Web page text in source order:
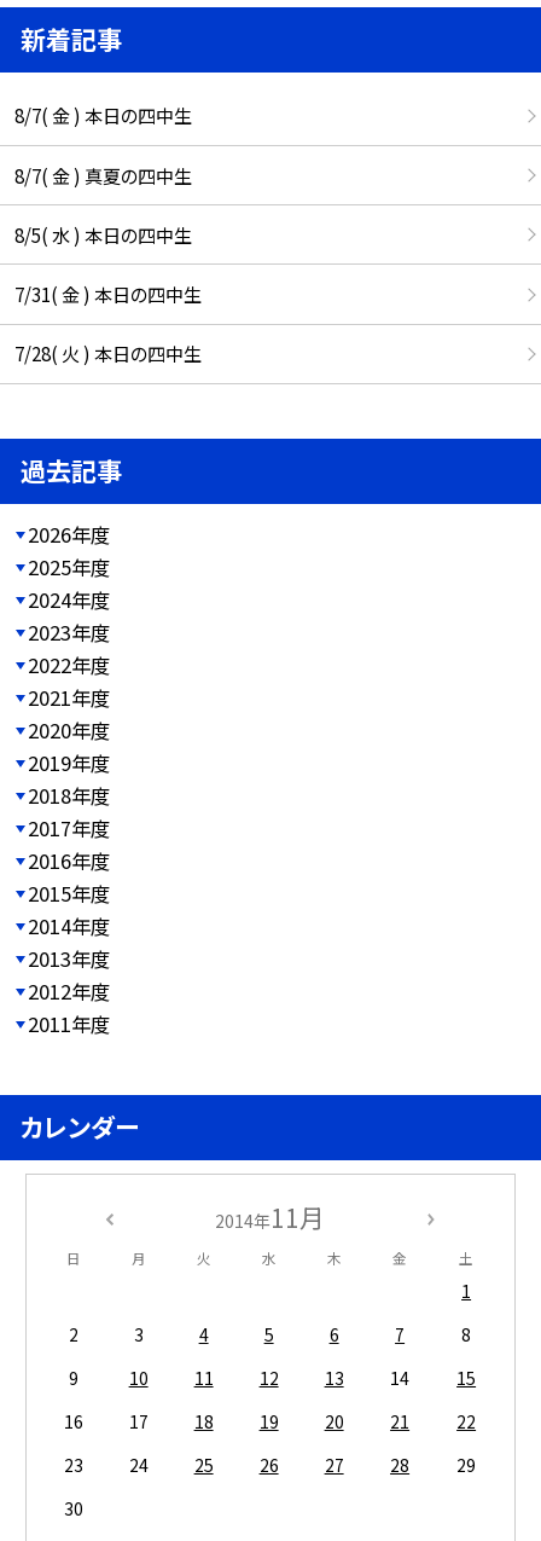
新着記事
8/7( 金 ) 本日の四中生
8/7( 金 ) 真夏の四中生
8/5( 水 ) 本日の四中生
7/31( 金 ) 本日の四中生
7/28( 火 ) 本日の四中生
過去記事
2026年度
2025年度
2024年度
2023年度
2022年度
2021年度
2020年度
2019年度
2018年度
2017年度
2016年度
2015年度
2014年度
2013年度
2012年度
2011年度
カレンダー
2014年11月
日 月 火 水 木 金 土
1
2
3 4 5 6 7
8
9
10 11 12 13 14
15
16
17 18 19 20 21
22
23
24 25 26 27 28
29
30